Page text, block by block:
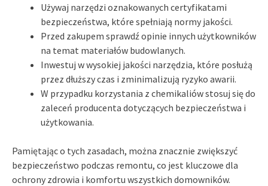
Używaj narzędzi oznakowanych certyfikatami
bezpieczeństwa, które spełniają normy jakości.
Przed zakupem sprawdź opinie innych użytkowników
na temat materiałów budowlanych.
Inwestuj w wysokiej jakości narzędzia, które posłużą
przez dłuższy czas i zminimalizują ryzyko awarii.
W przypadku korzystania z chemikaliów stosuj się do
zaleceń producenta dotyczących bezpieczeństwa i
użytkowania.
Pamiętając o tych zasadach, można znacznie zwiększyć
bezpieczeństwo podczas remontu, co jest kluczowe dla
ochrony zdrowia i komfortu wszystkich domowników.